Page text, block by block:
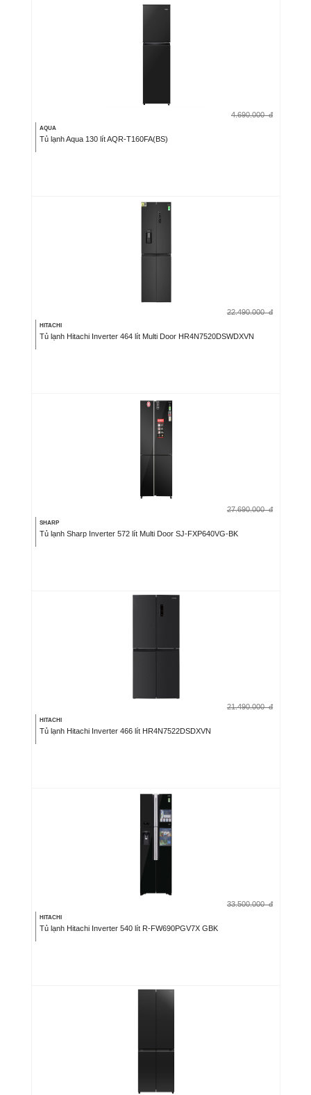
4.690.000 đ
AQUA
Tủ lạnh Aqua 130 lít AQR-T160FA(BS)
22.490.000 đ
HITACHI
Tủ lạnh Hitachi Inverter 464 lít Multi Door HR4N7520DSWDXVN
27.690.000 đ
SHARP
Tủ lạnh Sharp Inverter 572 lít Multi Door SJ-FXP640VG-BK
21.490.000 đ
HITACHI
Tủ lạnh Hitachi Inverter 466 lít HR4N7522DSDXVN
33.500.000 đ
HITACHI
Tủ lạnh Hitachi Inverter 540 lít R-FW690PGV7X GBK